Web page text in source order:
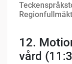
12.
vård